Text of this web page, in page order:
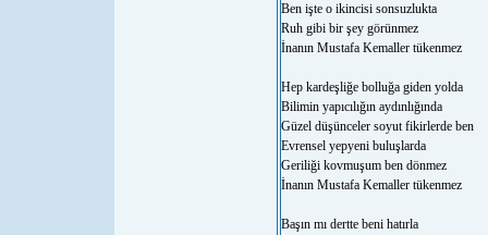
Ben işte o ikincisi sonsuzlukta
Ruh gibi bir şey görünmez
İnanın Mustafa Kemaller tükenmez
Hep kardeşliğe bolluğa giden yolda
Bilimin yapıcılığın aydınlığında
Güzel düşünceler soyut fikirlerde ben
Evrensel yepyeni buluşlarda
Geriliği kovmuşum ben dönmez
İnanın Mustafa Kemaller tükenmez
Başın mı dertte beni hatırla